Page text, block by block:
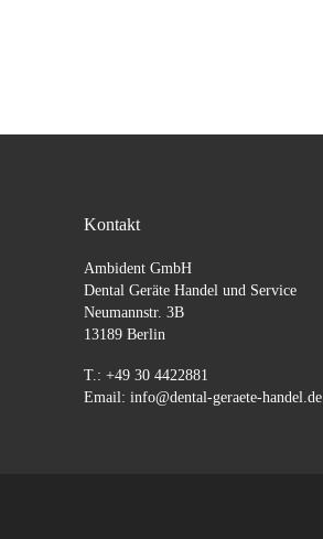
Kontakt
Ambident GmbH
Dental Geräte Handel und Service
Neumannstr. 3B
13189 Berlin
T.: +49 30 4422881
Email: info@dental-geraete-handel.de